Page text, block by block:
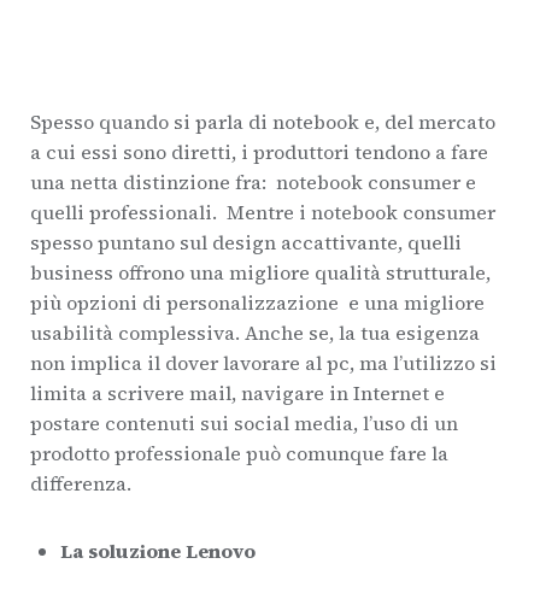
Spesso quando si parla di notebook e, del mercato
a cui essi sono diretti, i produttori tendono a fare
una netta distinzione fra: notebook consumer e
quelli professionali. Mentre i notebook consumer
spesso puntano sul design accattivante, quelli
business offrono una migliore qualità strutturale,
più opzioni di personalizzazione e una migliore
usabilità complessiva. Anche se, la tua esigenza
non implica il dover lavorare al pc, ma l’utilizzo si
limita a scrivere mail, navigare in Internet e
postare contenuti sui social media, l’uso di un
prodotto professionale può comunque fare la
differenza.
La soluzione Lenovo